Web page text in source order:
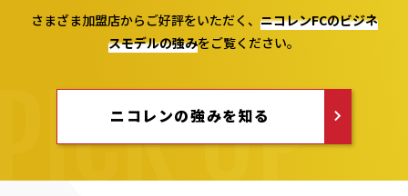
さまざま加盟店からご好評をいただく、 ニコレンFCのビジネ
スモデルの強みをご覧ください。
ニコレンの強みを知る